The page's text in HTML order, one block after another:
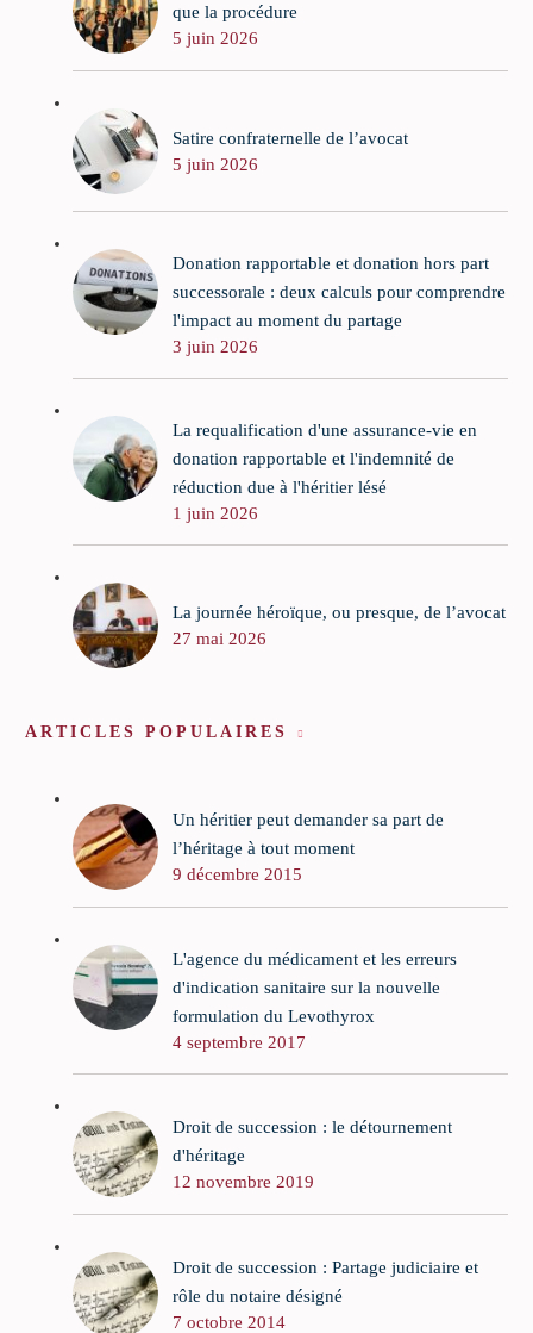
que la procédure
5 juin 2026
Satire confraternelle de l’avocat
5 juin 2026
Donation rapportable et donation hors part
successorale : deux calculs pour comprendre
l'impact au moment du partage
3 juin 2026
La requalification d'une assurance-vie en
donation rapportable et l'indemnité de
réduction due à l'héritier lésé
1 juin 2026
La journée héroïque, ou presque, de l’avocat
27 mai 2026
ARTICLES POPULAIRES
Un héritier peut demander sa part de
l’héritage à tout moment
9 décembre 2015
L'agence du médicament et les erreurs
d'indication sanitaire sur la nouvelle
formulation du Levothyrox
4 septembre 2017
Droit de succession : le détournement
d'héritage
12 novembre 2019
Droit de succession : Partage judiciaire et
rôle du notaire désigné
7 octobre 2014